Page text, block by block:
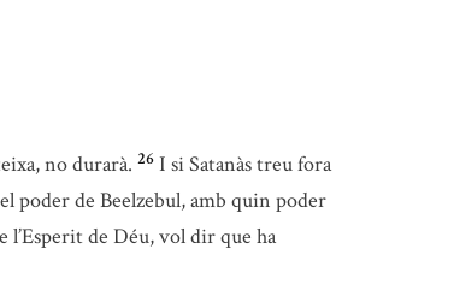
no durarà. 26 I si Satanàs treu fora
poder de Beelzebul, amb quin poder
de Déu, vol dir que ha